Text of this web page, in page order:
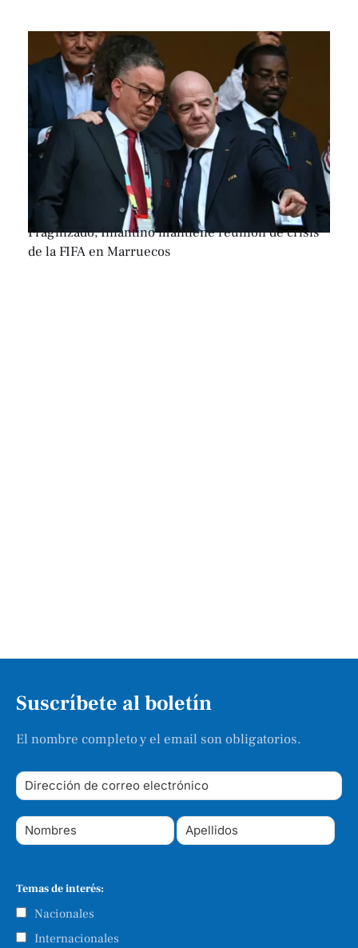
Fragilizado, Infantino mantiene reunión de crisis
de la FIFA en Marruecos
Suscríbete al boletín
El nombre completo y el email son obligatorios.
Temas de interés:
Nacionales
Internacionales